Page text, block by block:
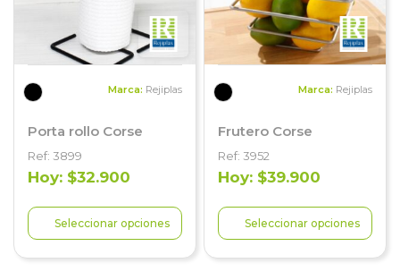
Marca: Rejiplas
Porta rollo Corse
Ref: 3899
Hoy: $32.900
Seleccionar opciones
Marca: Rejiplas
Frutero Corse
Ref: 3952
Hoy: $39.900
Seleccionar opciones